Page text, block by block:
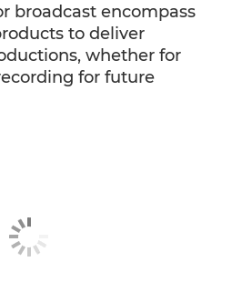
broadcast encompass
to deliver
whether for
for future